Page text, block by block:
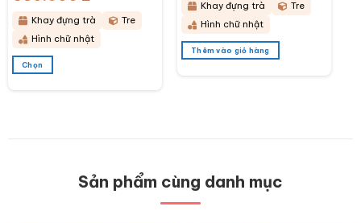
KDT15
từ
380.000 ₫
đến
580.000 ₫
Khay đựng trà
Tre
Hình chữ nhật
Chọn
Khay đựng trà
Tre
Hình chữ nhật
Thêm vào giỏ hàng
Sản phẩm cùng danh mục